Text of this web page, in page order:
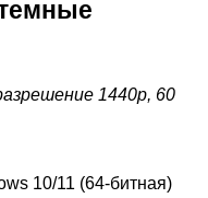
1440p, 60
10/11 (64-битная)